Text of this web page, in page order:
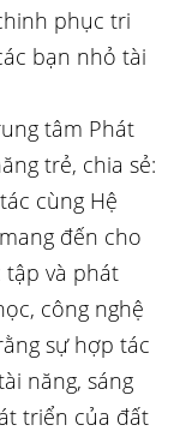
phục tri
bạn nhỏ tài
tâm Phát
trẻ, chia sẻ:
cùng Hệ
đến cho
tập và phát
công nghệ
sự hợp tác
năng, sáng
triển của đất